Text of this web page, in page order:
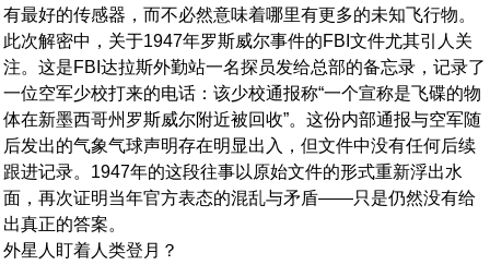
有最好的传感器，而不必然意味着哪里有更多的未知飞行物。
此次解密中，关于1947年罗斯威尔事件的FBI文件尤其引人关
注。这是FBI达拉斯外勤站一名探员发给总部的备忘录，记录了
一位空军少校打来的电话：该少校通报称“一个宣称是飞碟的物
体在新墨西哥州罗斯威尔附近被回收”。这份内部通报与空军随
后发出的气象气球声明存在明显出入，但文件中没有任何后续
跟进记录。1947年的这段往事以原始文件的形式重新浮出水
面，再次证明当年官方表态的混乱与矛盾——只是仍然没有给
出真正的答案。
外星人盯着人类登月？